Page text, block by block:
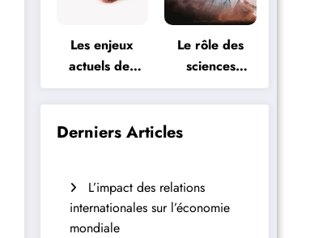
Les enjeux
actuels des
sciences
politiques
Le rôle des
sciences
politiques
dans la
démocratie
Derniers Articles
L’impact des relations
internationales sur l’économie
mondiale